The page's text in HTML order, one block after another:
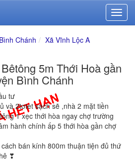
Chánh
Xã Vĩnh Lộc A
5m Thới Hoà gần
Bình Chánh
tư
và 2totet sạch sẽ ,nhà 2 mặt tiền
1 xẹc thới hòa ngay chợ trường
hành chính ấp 5 thới hòa gần chợ
bán kính 800m thuận tiện đủ thứ
❣